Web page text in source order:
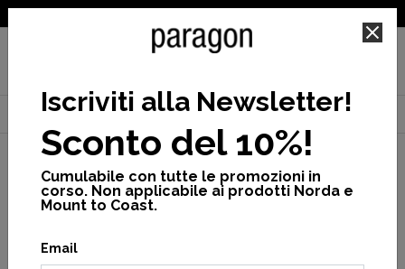
Home Crocs Cross I Classici Stomp lined clog woman
Iscriviti alla Newsletter!
Sconto del 10%!
Cumulabile con tutte le promozioni in
corso. Non applicabile ai prodotti Norda e
Mount to Coast.
Email